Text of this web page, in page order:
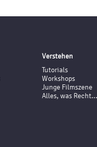
Verstehen
Tutorials
Workshops
Junge Filmszene
Alles, was Recht...